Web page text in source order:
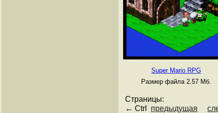
Super Mario RPG
Размер файла 2.57 Мб.
Страницы:
← Ctrl предыдущая